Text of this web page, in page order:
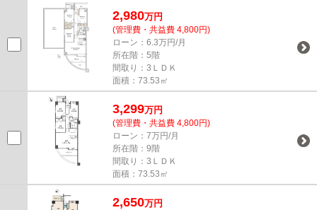
2,980万円
(管理費・共益費 4,800円)
ローン：6.3万円/月
所在階：5階
間取り：3ＬＤＫ
面積：73.53㎡
3,299万円
(管理費・共益費 4,800円)
ローン：7万円/月
所在階：9階
間取り：3ＬＤＫ
面積：73.53㎡
2,650万円